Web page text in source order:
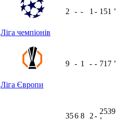
Ліга чемпіонів
2 - - 1 - 151 ʼ
Ліга Європи
9 - 1 - - 717 ʼ
356 8 2-
2539
ʼ